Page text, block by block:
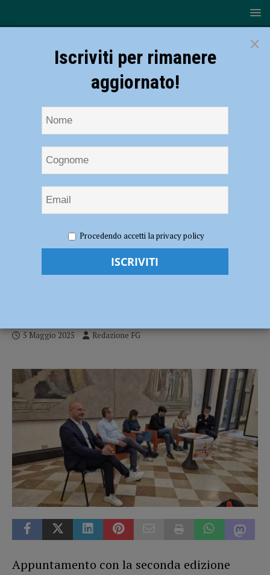
seconda edizione della Festa dell’Università, University Sports Day
Venerdì 9 maggio la seconda edizione
5 Maggio 2025 Redazione FG
Appuntamento con la seconda edizione
×
Iscriviti per rimanere
aggiornato!
Procedendo accetti la privacy policy